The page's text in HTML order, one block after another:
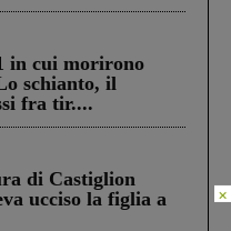
in cui morirono
schianto, il
fra tir....
di Castiglion
ucciso la figlia a
×